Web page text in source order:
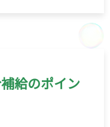
給のポイン